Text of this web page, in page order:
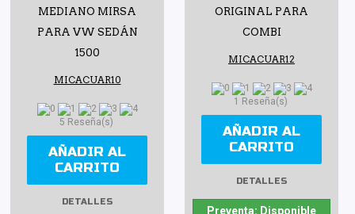
MEDIANO MIRSA
PARA VW SEDÁN
1500
MICACUAR10
5 Reseña(s)
AÑADIR AL
CARRITO
DETALLES
ORIGINAL PARA
COMBI
MICACUAR12
1 Reseña(s)
AÑADIR AL
CARRITO
DETALLES
Preventa: Disponible